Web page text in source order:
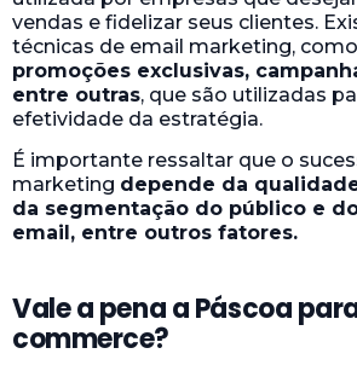
vendas e fidelizar seus clientes.
técnicas de email marketing, como
promoções exclusivas,
entre outras, que são utilizadas
efetividade da estratégia.
É importante ressaltar que o
marketing depende da
da segmentação do público e
email, entre outros fatores.
Vale a pena a Páscoa
commerce?